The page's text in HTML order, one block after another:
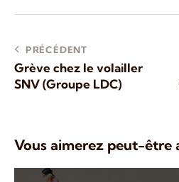
PRÉCÉDENT
Grève chez le volailler
SNV (Groupe LDC)
Vous aimerez peut-être